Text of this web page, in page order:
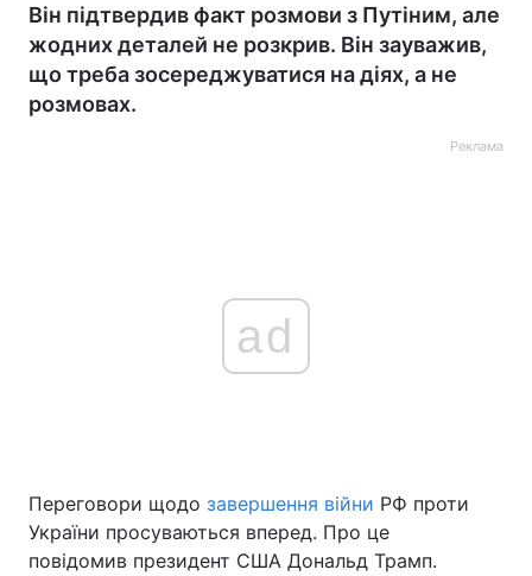
Він підтвердив факт розмови з Путіним, але
жодних деталей не розкрив. Він зауважив,
що треба зосереджуватися на діях, а не
розмовах.
Реклама
ad
Переговори щодо завершення війни РФ проти
України просуваються вперед. Про це
повідомив президент США Дональд Трамп.